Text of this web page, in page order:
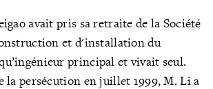
avait pris sa retraite de la Société
et d'installation du
principal et vivait seul.
la persécution en juillet 1999, M. Li a